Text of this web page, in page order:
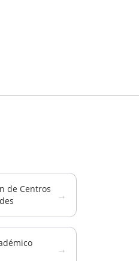
de Centros
→
→